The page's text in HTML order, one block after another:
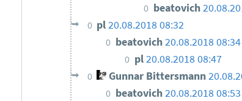
0 beatovich
0 pl20.08.2018 08:32
0 beatovich20.08.2018 08:34
0 pl20.08.2018 08:47
0 Gunnar Bittersmann
0 beatovich20.08.2018 08:53